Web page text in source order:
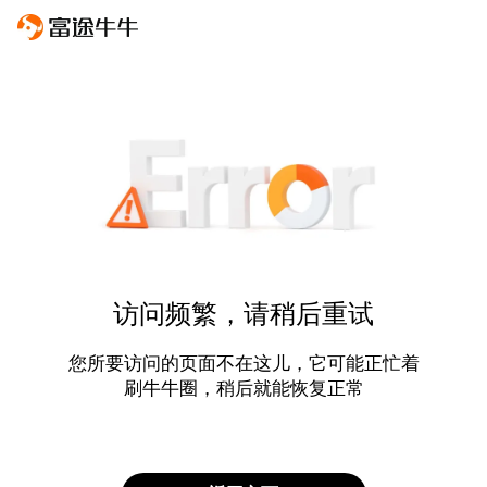
访问频繁，请稍后重试
您所要访问的页面不在这儿，它可能正忙着
刷牛牛圈，稍后就能恢复正常